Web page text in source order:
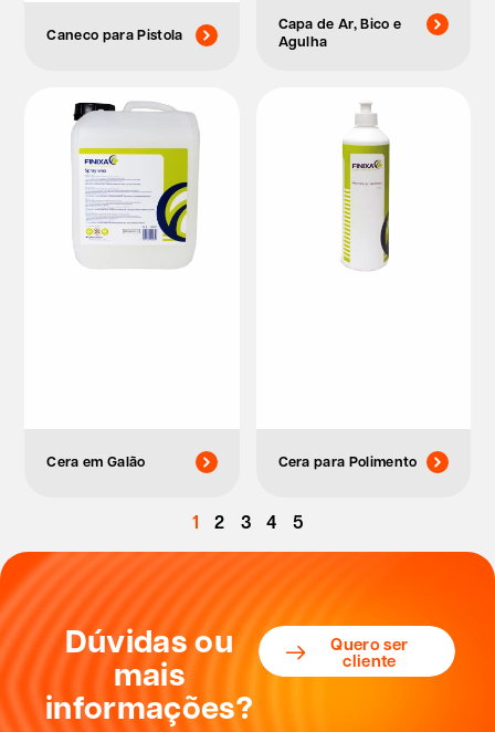
Caneco para Pistola
Capa de Ar, Bico e
Agulha
Cera em Galão Cera para Polimento
1 2 3 4 5
Dúvidas ou
mais
informações?
Quero ser
cliente